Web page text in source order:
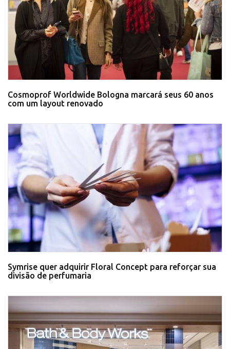
Cosmoprof Worldwide Bologna marcará seus 60 anos
com um layout renovado
Symrise quer adquirir Floral Concept para reforçar sua
divisão de perfumaria